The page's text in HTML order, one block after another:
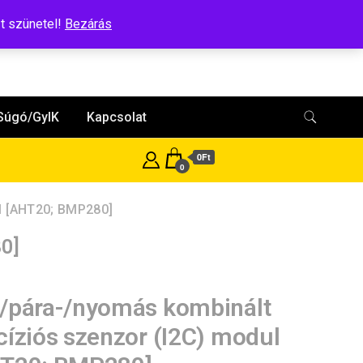
szünetel! Bezárás
GyIK Kapcsolat
0
0Ft
BMP280]
pára-/nyomás kombinált
szenzor (I2C) modul